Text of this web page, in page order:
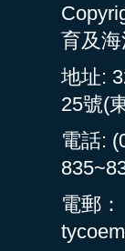
育及
地址:
25號(
電話:
電郵：